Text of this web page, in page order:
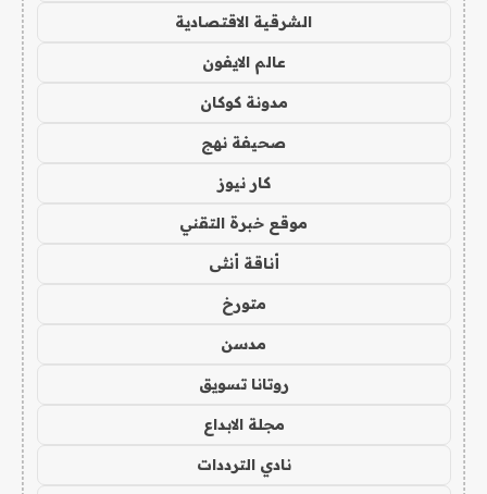
الشرقية الاقتصادية
عالم الايفون
مدونة كوكان
صحيفة نهج
كار نيوز
موقع خبرة التقني
أناقة أنثى
متورخ
مدسن
روتانا تسويق
مجلة الابداع
نادي الترددات